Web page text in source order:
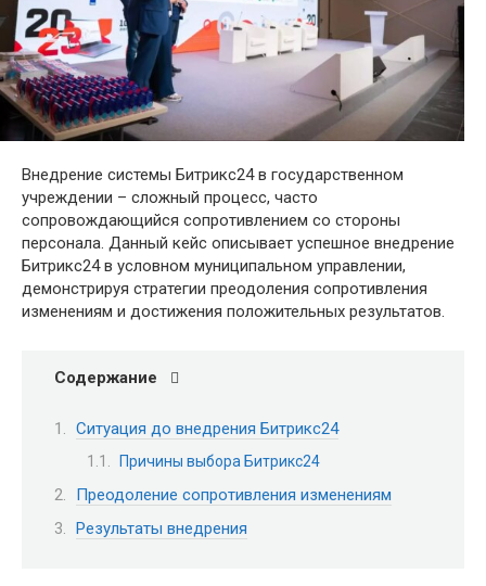
Внедрение системы Битрикс24 в государственном
учреждении – сложный процесс, часто
сопровождающийся сопротивлением со стороны
персонала. Данный кейс описывает успешное внедрение
Битрикс24 в условном муниципальном управлении,
демонстрируя стратегии преодоления сопротивления
изменениям и достижения положительных результатов.
Содержание
Ситуация до внедрения Битрикс24
Причины выбора Битрикс24
Преодоление сопротивления изменениям
Результаты внедрения